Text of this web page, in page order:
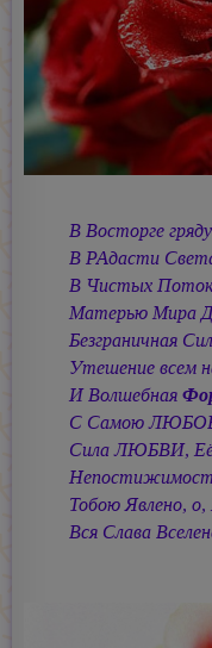
В Восторге
В РАдасти
В Чистых
Матерью Мира
Безграничная
Утешение всем
И Волшебная
С Самою
Сила ЛЮБВИ,
Тобою Явлено,
Вся Слава